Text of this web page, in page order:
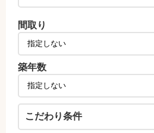
間取り
築年数
こだわり条件